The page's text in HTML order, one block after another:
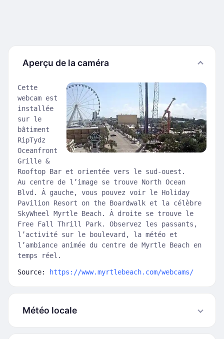
Aperçu de la caméra
Cette
webcam est
installée
sur le
bâtiment
RipTydz
Oceanfront
Grille &
Rooftop Bar et orientée vers le sud-ouest.
Au centre de l’image se trouve North Ocean
Blvd. À gauche, vous pouvez voir le Holiday
Pavilion Resort on the Boardwalk et la célèbre
SkyWheel Myrtle Beach. À droite se trouve le
Free Fall Thrill Park. Observez les passants,
l’activité sur le boulevard, la météo et
l’ambiance animée du centre de Myrtle Beach en
temps réel.
Source: https://www.myrtlebeach.com/webcams/
Météo locale